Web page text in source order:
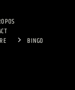
BINGO